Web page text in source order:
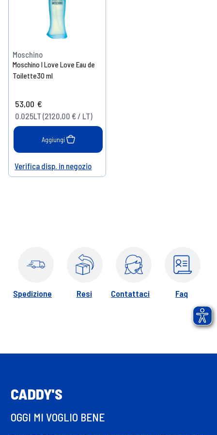
Moschino
Moschino I Love Love Eau de
Toilette30 ml
53,00 €
0.025LT (2120,00 € / LT)
Aggiungi
Help
Verifica disp. in negozio
Spedizione Resi Contattaci Faq
CADDY'S
OGGI MI VOGLIO BENE